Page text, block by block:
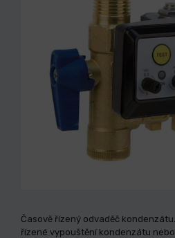
Časově řízený odvaděč
řízené vypouštění kondenzátu